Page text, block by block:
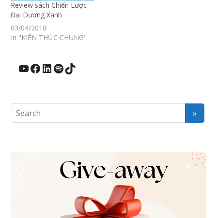
Review sách Chiến Lược
Đại Dương Xanh
03/04/2018
In "KIẾN THỨC CHUNG"
YouTube
Facebook
LinkedIn
Spotify
TikTok